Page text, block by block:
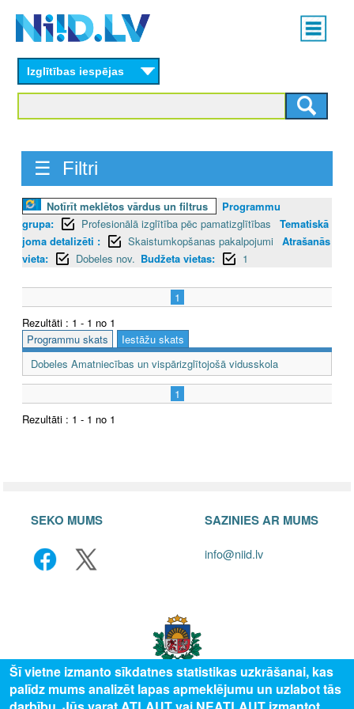
content
Main
menu
Izglītības iespējas
☰ Filtri
Notīrīt meklētos vārdus un filtrus
Programmu
grupa:
Profesionālā izglītība pēc pamatizglītības
Tematiskā
joma detalizēti :
Skaistumkopšanas pakalpojumi
Atrašanās
vieta:
Dobeles nov. Budžeta vietas: 1
1
Rezultāti : 1 - 1 no 1
Programmu skats
Iestāžu skats
Dobeles Amatniecības un vispārizglītojošā vidusskola
1
Rezultāti : 1 - 1 no 1
SEKO MUMS SAZINIES AR MUMS
info@niid.lv
Šī vietne izmanto sīkdatnes statistikas uzkrāšanai, kas
palīdz mums analizēt lapas apmeklējumu un uzlabot tās